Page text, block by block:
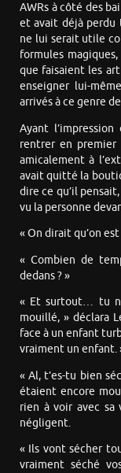
AWRs à côté des
et avait déjà perdu
ne lui serait utile
formules
que faisaient les
enseigner lui-
arrivés à ce genre
Ayant
rentrer en
amicalement à
avait quitté la
dire ce qu’il
vu la personne
« On dirait qu’on
« Combien de
dedans ? »
« Et surtout… tu
mouillé, » déclara
face à un enfant
vraiment un enfant.
« Al, t’es-tu bien
étaient encore
rien à voir avec
négligent.
« Ils vont sécher
vraiment séché